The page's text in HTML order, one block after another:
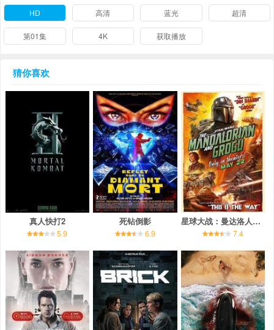
HD 高清 蓝光 超清
第01集 4K 获取播放
猜你喜欢
真人快打2
5.9
死钻倒影
6.9
星球大战：曼达洛人与古古
7.4